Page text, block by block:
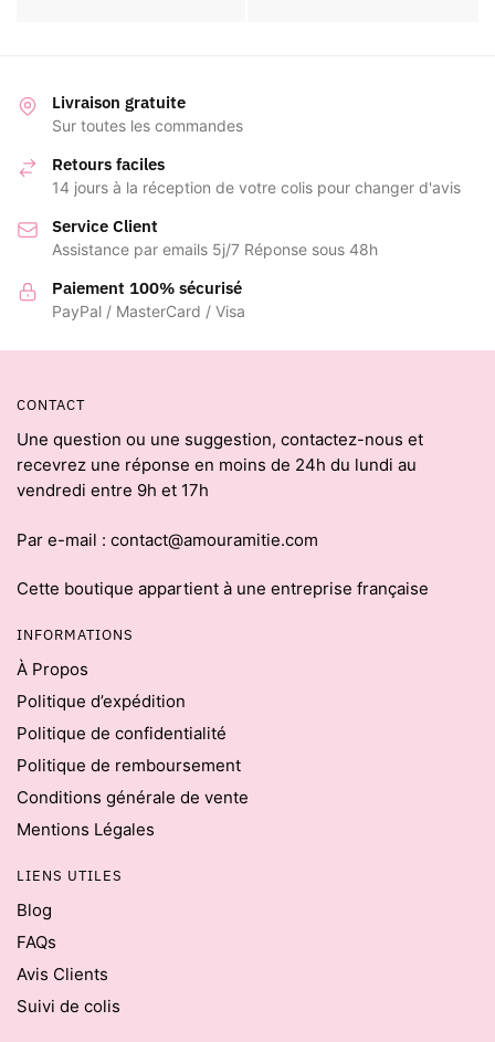
Livraison gratuite
Sur toutes les commandes
Retours faciles
14 jours à la réception de votre colis pour changer d'avis
Service Client
Assistance par emails 5j/7 Réponse sous 48h
Paiement 100% sécurisé
PayPal / MasterCard / Visa
CONTACT
Une question ou une suggestion, contactez-nous et
recevrez une réponse en moins de 24h du lundi au
vendredi entre 9h et 17h
Par e-mail : contact@amouramitie.com
Cette boutique appartient à une entreprise française
INFORMATIONS
À Propos
Politique d’expédition
Politique de confidentialité
Politique de remboursement
Conditions générale de vente
Mentions Légales
LIENS UTILES
Blog
FAQs
Avis Clients
Suivi de colis